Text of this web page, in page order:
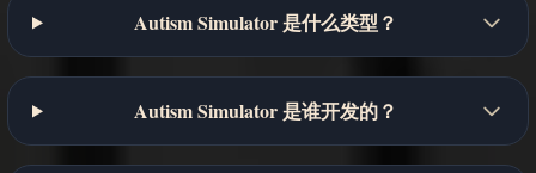
Autism Simulator 是什么类型？
Autism Simulator 是谁开发的？